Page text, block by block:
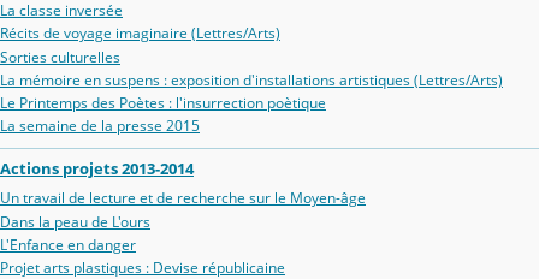
La classe inversée
Récits de voyage imaginaire (Lettres/Arts)
Sorties culturelles
La mémoire en suspens : exposition d'installations artistiques (Lettres/Arts)
Le Printemps des Poètes : l'insurrection poètique
La semaine de la presse 2015
Actions projets 2013-2014
Un travail de lecture et de recherche sur le Moyen-âge
Dans la peau de L'ours
L'Enfance en danger
Projet arts plastiques : Devise républicaine